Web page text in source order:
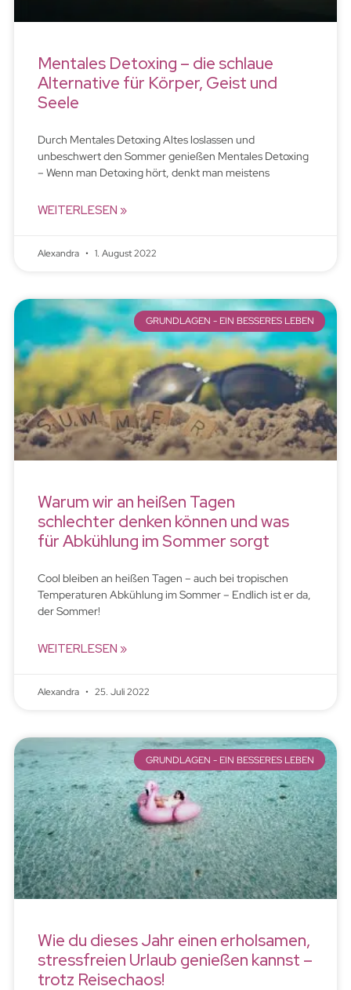
Mentales Detoxing – die schlaue
Alternative für Körper, Geist und
Seele
Durch Mentales Detoxing Altes loslassen und
unbeschwert den Sommer genießen Mentales Detoxing
– Wenn man Detoxing hört, denkt man meistens
WEITERLESEN »
Alexandra 1. August 2022
GRUNDLAGEN - EIN BESSERES LEBEN
Warum wir an heißen Tagen
schlechter denken können und was
für Abkühlung im Sommer sorgt
Cool bleiben an heißen Tagen – auch bei tropischen
Temperaturen Abkühlung im Sommer – Endlich ist er da,
der Sommer!
WEITERLESEN »
Alexandra 25. Juli 2022
GRUNDLAGEN - EIN BESSERES LEBEN
Wie du dieses Jahr einen erholsamen,
stressfreien Urlaub genießen kannst –
trotz Reisechaos!